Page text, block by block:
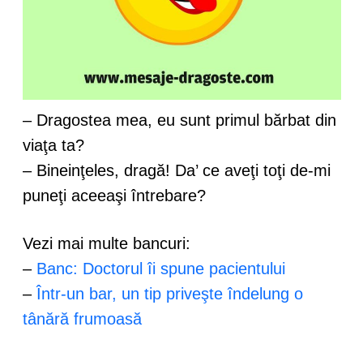
– Dragostea mea, eu sunt primul bărbat din
viaţa ta?
– Bineinţeles, dragă! Da’ ce aveţi toţi de-mi
puneţi aceeaşi întrebare?
Vezi mai multe bancuri:
– Banc: Doctorul îi spune pacientului
–Într-un bar, un tip priveşte îndelung o
tânără frumoasă